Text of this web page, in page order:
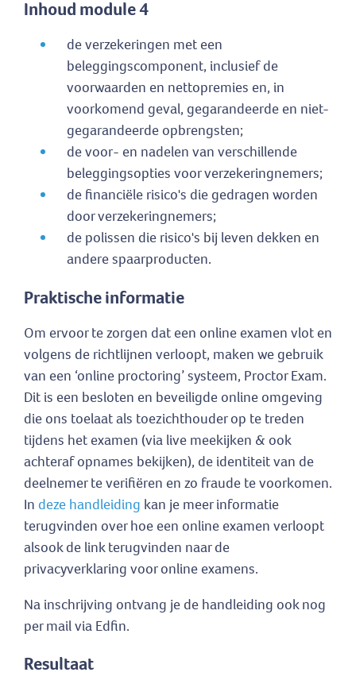
Inhoud module 4
de verzekeringen met een
beleggingscomponent, inclusief de
voorwaarden en nettopremies en, in
voorkomend geval, gegarandeerde en niet-
gegarandeerde opbrengsten;
de voor- en nadelen van verschillende
beleggingsopties voor verzekeringnemers;
de financiële risico's die gedragen worden
door verzekeringnemers;
de polissen die risico's bij leven dekken en
andere spaarproducten.
Praktische informatie
Om ervoor te zorgen dat een online examen vlot en
volgens de richtlijnen verloopt, maken we gebruik
van een ‘online proctoring’ systeem, Proctor Exam.
Dit is een besloten en beveiligde online omgeving
die ons toelaat als toezichthouder op te treden
tijdens het examen (via live meekijken & ook
achteraf opnames bekijken), de identiteit van de
deelnemer te verifiëren en zo fraude te voorkomen.
In deze handleiding kan je meer informatie
terugvinden over hoe een online examen verloopt
alsook de link terugvinden naar de
privacyverklaring voor online examens.
Na inschrijving ontvang je de handleiding ook nog
per mail via Edfin.
Resultaat